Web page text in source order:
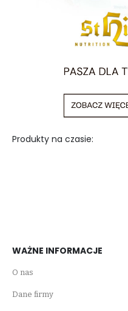
Produkty na czasie:
WAŻNE INFORMACJE
O nas
Dane firmy